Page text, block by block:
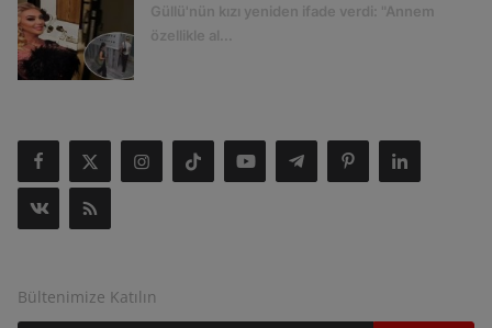
Güllü'nün kızı yeniden ifade verdi: "Annem
özellikle al...
Bültenimize Katılın